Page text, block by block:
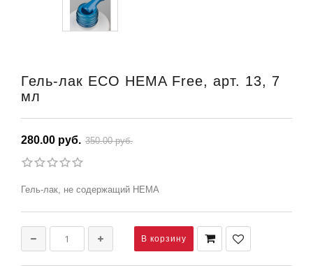
Гель-лак ECO HEMA Free, арт. 13, 7
мл
280.00 руб. 350.00 руб.
Гель-лак, не содержащий HEMA